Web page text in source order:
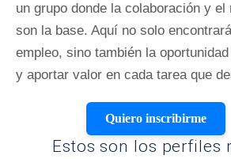
un grupo donde la colaboración y el
son la base. Aquí no solo
empleo, sino también la
y aportar valor en cada tarea que
Quiero inscribirme
Estos son los perfiles